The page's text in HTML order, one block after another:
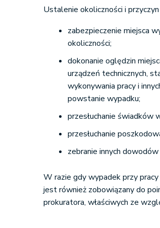
Ustalenie okoliczności i
zabezpieczenie miejsca
okoliczności;
dokonanie oględzin
urządzeń technicznych,
wykonywania pracy i
powstanie wypadku;
przesłuchanie świadków
przesłuchanie
zebranie innych
W razie gdy wypadek przy
jest również zobowiązany do
prokuratora, właściwych ze